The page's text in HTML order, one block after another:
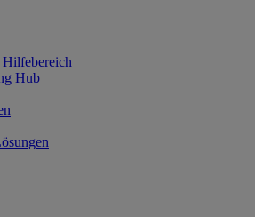
Hilfebereich
Hub